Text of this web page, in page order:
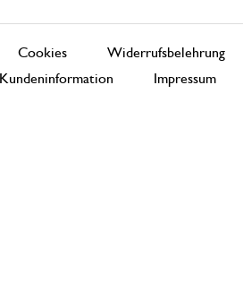
Cookies Widerrufsbelehrung
Kundeninformation
Impressum